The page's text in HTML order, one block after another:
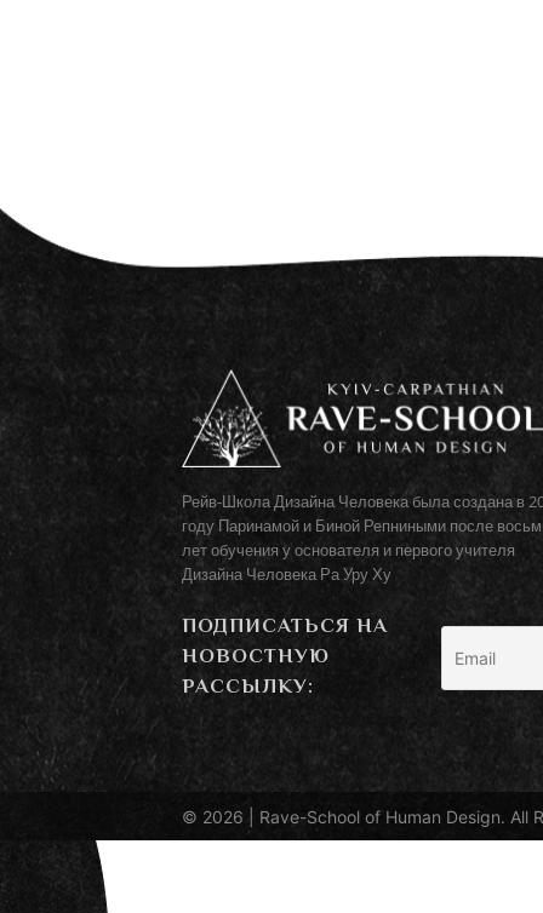
Рейв-Школа Дизайна Человека была создана в
году Паринамой и Биной Репниными после
лет обучения у основателя и первого учителя
Дизайна Человека Ра Уру Ху
ПОДПИСАТЬСЯ НА
НОВОСТНУЮ
РАССЫЛКУ:
© 2026 | Rave-School of Human Design. All